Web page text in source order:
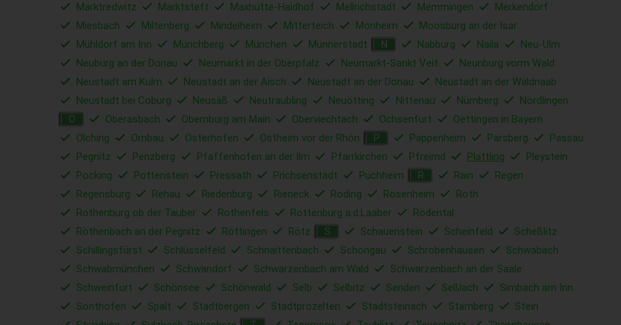
Marktredwitz
Marktsteft Maxhütte-Haidhof Mellrichstadt Memmingen
Merkendorf
Miesbach
Miltenberg Mindelheim Mitterteich Monheim
Moosburg an der Isar
Mühldorf am Inn
Münchberg München Münnerstadt N Nabburg Naila
Neu-Ulm
Neuburg an der Donau
Neumarkt in der Oberpfalz Neumarkt-Sankt Veit
Neunburg vorm Wald
Neustadt am Kulm
Neustadt an der Aisch Neustadt an der Donau
Neustadt an der Waldnaab
Neustadt bei Coburg
Neusäß Neutraubling Neuötting Nittenau Nürnberg Nördlingen
O Oberasbach Obernburg am Main Oberviechtach Ochsenfurt
Oettingen in Bayern
Olching
Ornbau Osterhofen Ostheim vor der Rhön P Pappenheim Parsberg
Passau
Pegnitz
Penzberg Pfaffenhofen an der Ilm Pfarrkirchen Pfreimd Plattling
Pleystein
Pocking
Pottenstein Pressath Prichsenstadt Puchheim R Rain
Regen
Regensburg
Rehau Riedenburg Rieneck Roding Rosenheim
Roth
Rothenburg ob der Tauber
Rothenfels Rottenburg a.d.Laaber
Rödental
Röthenbach an der Pegnitz
Röttingen Rötz S Schauenstein Scheinfeld
Scheßlitz
Schillingsfürst
Schlüsselfeld Schnaittenbach Schongau Schrobenhausen
Schwabach
Schwabmünchen
Schwandorf Schwarzenbach am Wald
Schwarzenbach an der Saale
Schweinfurt
Schönsee Schönwald Selb Selbitz Senden Seßlach
Simbach am Inn
Sonthofen
Spalt Stadtbergen Stadtprozelten Stadtsteinach Starnberg
Stein